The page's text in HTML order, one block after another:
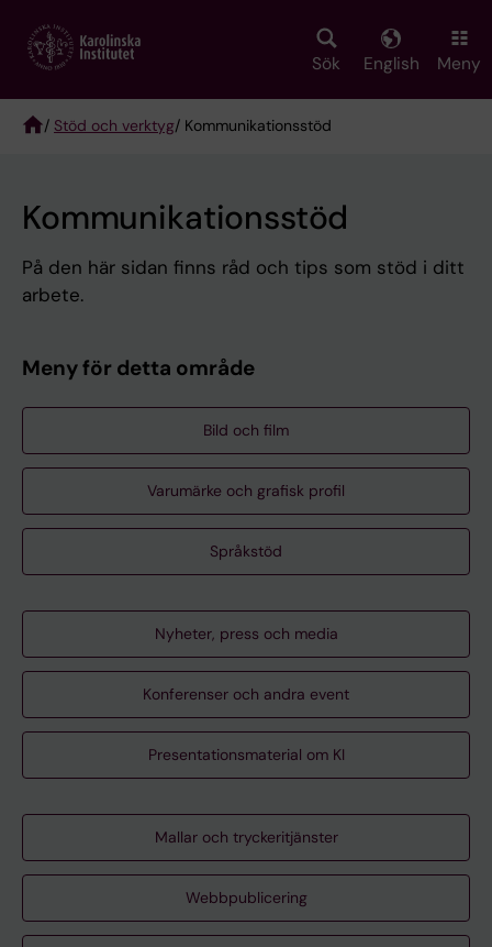
main
Sök English Meny
/ Stöd och verktyg/ Kommunikationsstöd
Kommunikationsstöd
På den här sidan finns råd och tips som stöd i ditt
arbete.
Meny för detta område
Bild och film
Varumärke och grafisk profil
Språkstöd
Nyheter, press och media
Konferenser och andra event
Presentationsmaterial om KI
Mallar och tryckeritjänster
Webbpublicering